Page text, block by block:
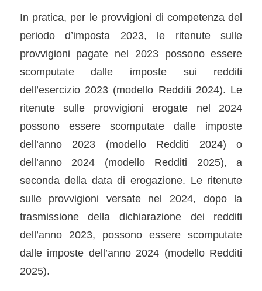
In pratica, per le provvigioni di competenza del
periodo d’imposta 2023, le ritenute sulle
provvigioni pagate nel 2023 possono essere
scomputate dalle imposte sui redditi
dell’esercizio 2023 (modello Redditi 2024). Le
ritenute sulle provvigioni erogate nel 2024
possono essere scomputate dalle imposte
dell’anno 2023 (modello Redditi 2024) o
dell’anno 2024 (modello Redditi 2025), a
seconda della data di erogazione. Le ritenute
sulle provvigioni versate nel 2024, dopo la
trasmissione della dichiarazione dei redditi
dell’anno 2023, possono essere scomputate
dalle imposte dell’anno 2024 (modello Redditi
2025).